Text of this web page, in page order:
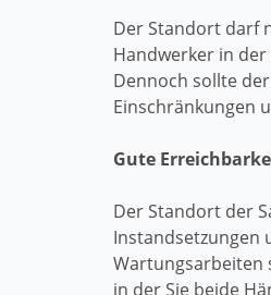
Der Standort darf
Handwerker in
Dennoch sollte
Einschränkungen
Gute
Der Standort der
Instandsetzungen
Wartungsarbeiten
in der Sie beide